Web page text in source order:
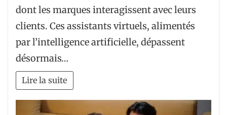
dont les marques interagissent avec leurs
clients. Ces assistants virtuels, alimentés
par l’intelligence artificielle, dépassent
désormais…
Lire la suite